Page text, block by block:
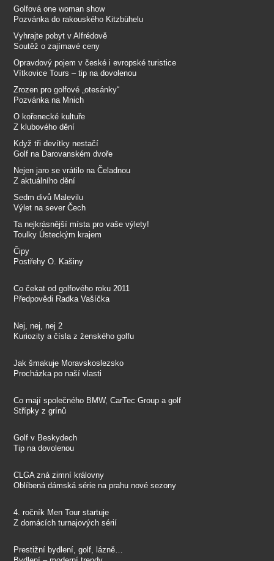
Golfová one woman show
Pozvánka do rakouského Kitzbühelu
Vyhrajte pobyt v Alfrédově
Soutěž o zajímavé ceny
Opravdový pojem v české i evropské turistice
Vítkovice Tours – tip na dovolenou
Zrozen pro golfové „otesánky“
Pozvánka na Mnich
O kořenecké kultuře
Z klubového dění
Když tři devítky nestačí
Golf na Darovanském dvoře
Nejen jaro se vrátilo na Čeladnou
Z aktuálního dění
Sedm divů Malevilu
Výlet na sever Čech
Ta nejkrásnější místa pro vaše výlety!
Toulky Ústeckým krajem
Čipy
Postřehy O. Kašiny
Co čekat od golfového roku 2011
Předpovědi Radka Vašíčka
Nej, nej, nej 2
Kuriozity a čísla z ženského golfu
Jak šmakuje Moravskoslezsko
Procházka po naší vlasti
Co mají společného BMW, CarTec Group a golf
Střípky z grínů
Golf v Beskydech
Tip na dovolenou
CLGA zná zimní královny
Oblíbená dámská série na prahu nové sezony
4. ročník Men Tour startuje
Z domácích turnajových sérií
Prestižní bydlení, golf, lázně…